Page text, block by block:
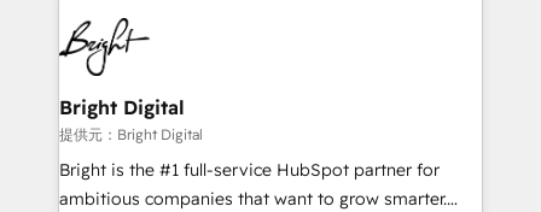
HubSpot COS Performance Award 🏆2014 HubSpot
COS Design Award 🏆2013 HubSpot Marketplace
Partner 📆Founded in 1997
lasting impact. We specialize in: • Turnkey and end-
to-end HubSpot implementations • Onboarding for
Sales, Service, Marketing & Content Hubs • AI voice
and chat agents, predictive automation, and smart
workflows • Salesforce + HubSpot integration •
RevOps and AI-driven sales enablement • Website
design and CMS development • ERP integration: SAP,
Bright Digital
提供元：Bright Digital
Bright is the #1 full-service HubSpot partner for
ambitious companies that want to grow smarter.